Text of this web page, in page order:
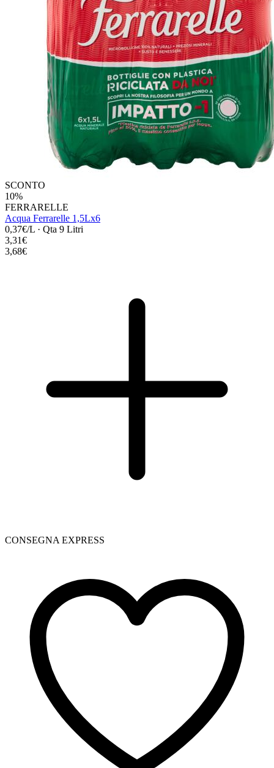
SCONTO
10%
FERRARELLE
Acqua Ferrarelle 1,5Lx6
0,37€/L · Qta 9 Litri
3,31€
3,68€
CONSEGNA EXPRESS